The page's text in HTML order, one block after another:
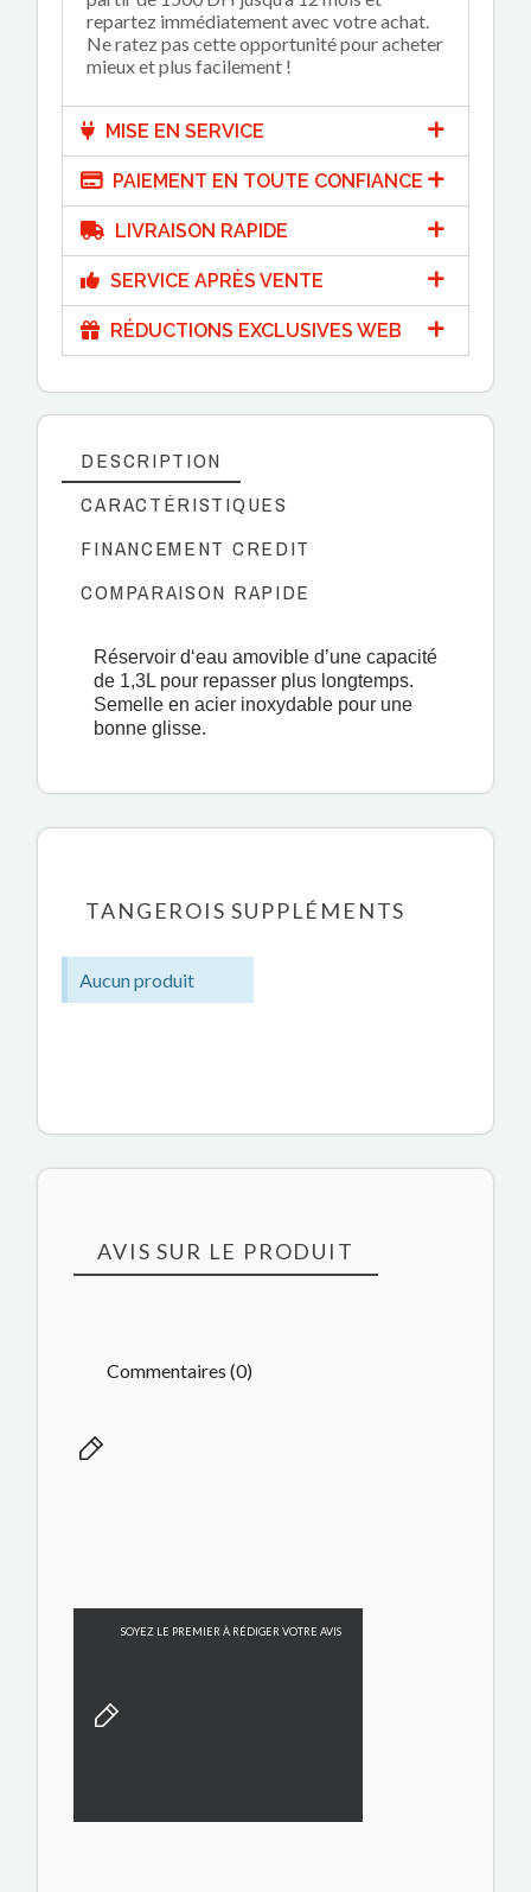
repartez immédiatement avec votre achat.
Ne ratez pas cette opportunité pour acheter
mieux et plus facilement !
MISE EN SERVICE
PAIEMENT EN TOUTE CONFIANCE
LIVRAISON RAPIDE
SERVICE APRÈS VENTE
RÉDUCTIONS EXCLUSIVES WEB
DESCRIPTION
CARACTÉRISTIQUES
FINANCEMENT CREDIT
COMPARAISON RAPIDE
Réservoir d‘eau amovible d’une capacité
de 1,3L pour repasser plus longtemps.
Semelle en acier inoxydable pour une
bonne glisse.
TANGEROIS SUPPLÉMENTS
Aucun produit
AVIS SUR LE PRODUIT
Commentaires (0)
SOYEZ LE PREMIER À RÉDIGER VOTRE AVIS